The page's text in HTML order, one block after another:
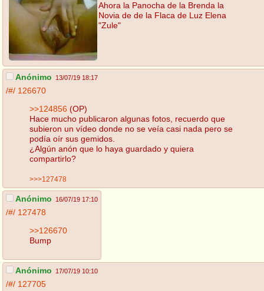
Ahora la Panocha de la Brenda la
Novia de de la Flaca de Luz Elena
"Zule"
Anónimo 13/07/19 18:17
/#/ 126670
>>124856 (OP)
Hace mucho publicaron algunas fotos, recuerdo que
subieron un vídeo donde no se veía casi nada pero se
podía oír sus gemidos.
¿Algún anón que lo haya guardado y quiera
compartirlo?
>>>127478
Anónimo 16/07/19 17:10
/#/ 127478
>>126670
Bump
Anónimo 17/07/19 10:10
/#/ 127705